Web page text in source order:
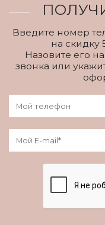
Введите номер
на скидку
Назовите его
звонка или